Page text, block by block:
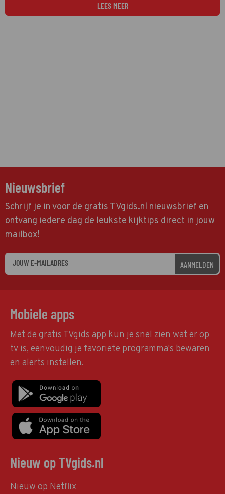
LEES MEER
Nieuwsbrief
Schrijf je in voor de gratis TVgids.nl nieuwsbrief en
ontvang iedere dag de leukste kijktips direct in jouw
mailbox!
AANMELDEN
Mobiele apps
Met de gratis TVgids app kun je snel zien wat er op
tv is, eenvoudig je favoriete programma's bewaren
en alerts instellen.
Nieuw op TVgids.nl
Nieuw op Netflix